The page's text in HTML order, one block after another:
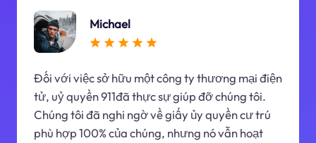
Michael
Đối với việc sở hữu một công ty thương mại điện
tử, uỷ quyền 911đã thực sự giúp đỡ chúng tôi.
Chúng tôi đã nghi ngờ về giấy ủy quyền cư trú
phù hợp 100% của chúng, nhưng nó vẫn hoạt